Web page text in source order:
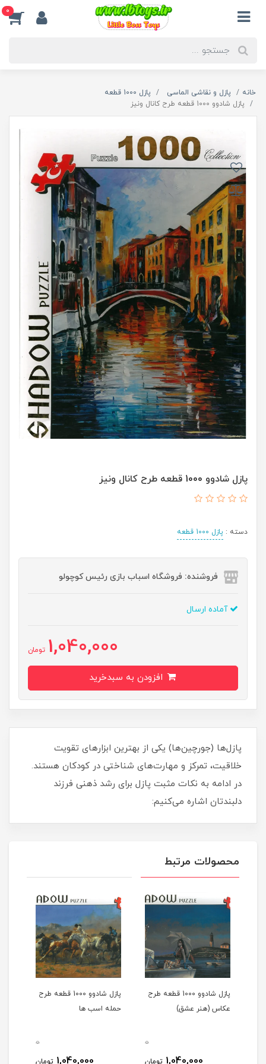
0
خانه پازل و نقاشی الماسی
پازل 1000 قطعه
پازل شادوو 1000 قطعه طرح کانال ونیز
پازل شادوو 1000 قطعه طرح کانال ونیز
دسته : پازل 1000 قطعه
فروشنده: فروشگاه اسباب بازی رئیس کوچولو
آماده ارسال
1,040,000 تومان
پازل‌ها (جورچین‌ها) یکی از بهترین ابزارهای تقویت
خلاقیت، تمرکز و مهارت‌های شناختی در کودکان هستند.
در ادامه به نکات مثبت پازل برای رشد ذهنی فرزند
دلبندتان اشاره می‌کنیم:
محصولات مرتبط
پازل شادوو 1000 قطعه طرح
عکاس (هنر عشق)
0
1,040,000 تومان
پازل شادوو 1000 قطعه طرح
حمله اسب ها
0
1,040,000 تومان